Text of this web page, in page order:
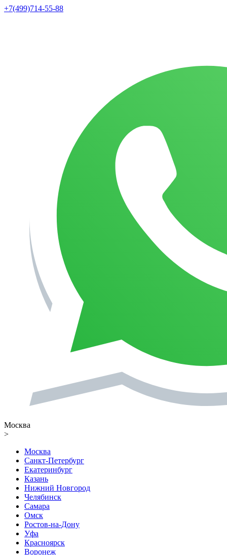
+7(499)714-55-88
Москва
>
Москва
Санкт-Петербург
Екатеринбург
Казань
Нижний Новгород
Челябинск
Самара
Омск
Ростов-на-Дону
Уфа
Красноярск
Воронеж